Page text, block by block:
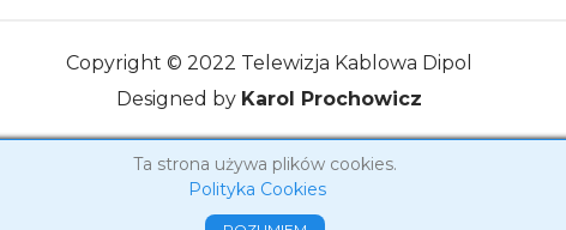
Ta strona używa plików cookies.
Polityka Cookies
Copyright © 2022 Telewizja Kablowa Dipol
Designed by Karol Prochowicz